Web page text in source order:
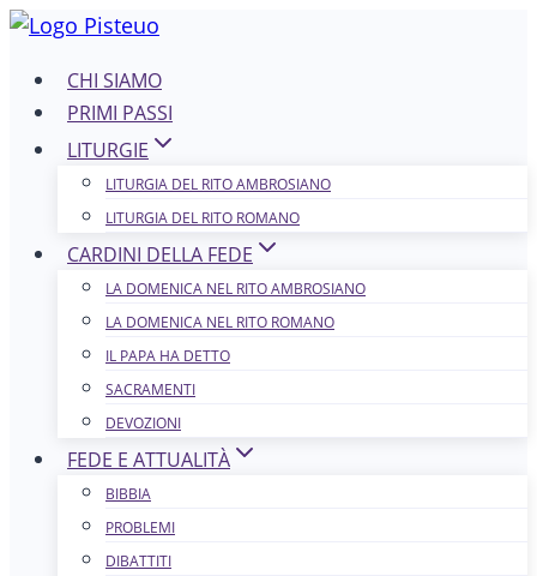
Salta
contenutoCHI SIAMO
PRIMI PASSI
LITURGIE
LITURGIA DEL RITO AMBROSIANO
LITURGIA DEL RITO ROMANO
CARDINI DELLA FEDE
LA DOMENICA NEL R​​​​​​ITO AMBROSIANO
LA DOMENICA NEL RITO ROMANO
IL PAPA HA DETTO
SACRAMENTI
DEVOZIONI
FEDE E ATTUALITÀ
BIBBIA
PROBLEMI
DIBATTITI